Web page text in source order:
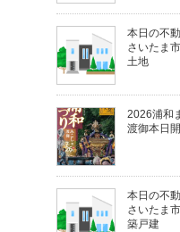
本日の不
さいたま
土地
2026浦和
渡御本日
本日の不
さいたま
築戸建